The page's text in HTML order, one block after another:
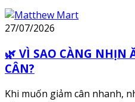
27/07/2026
🌿 VÌ SAO CÀNG NHỊN
CÂN?
Khi muốn giảm cân nhanh,